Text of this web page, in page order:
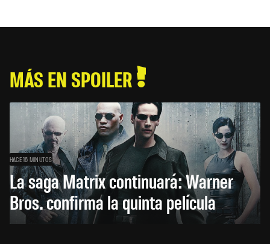
MÁS EN SPOILER
HACE 16 MINUTOS
La saga Matrix continuará: Warner
Bros. confirma la quinta película